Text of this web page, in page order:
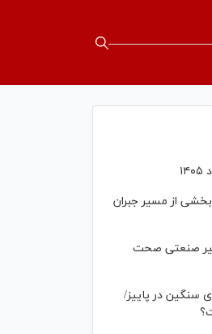
از مسیر جبران
صنعتی صحت
سنگین در پاییز/